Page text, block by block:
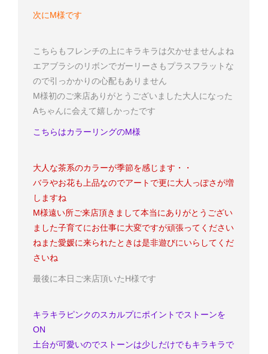
次にM様です
こちらもフレンチの上にキラキラは欠かせませんよね
エアブラシのリボンでガーリーさもプラスフラットな
ので引っかかりの心配もありません
M様初のご来店ありがとうございました大人になった
Aちゃんに会えて嬉しかったです
こちらはカラーリングのM様
大人な茶系のカラーが季節を感じます・・
バラやお花も上品なのでアートで更に大人っぽさが増
しますね
M様遠い所ご来店頂きまして本当にありがとうござい
ました子育てにお仕事に大変ですが頑張ってください
ね また愛媛に来られたときは是非遊びにいらしてくだ
さいね
最後に本日ご来店頂いたH様です
キラキラピンクのスカルプにポイントでストーンを
ON
土台が可愛いのでストーンは少しだけでもキラキラで